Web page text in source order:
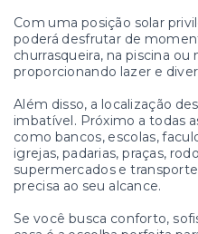
Com uma posição solar
poderá desfrutar de
churrasqueira, na piscina ou
proporcionando lazer e
Além disso, a localização
imbatível. Próximo a todas
como bancos, escolas,
igrejas, padarias, praças,
supermercados e
precisa ao seu alcance.
Se você busca conforto,